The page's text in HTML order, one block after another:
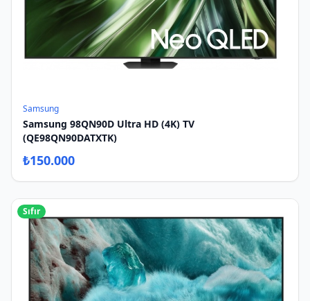
Samsung
Samsung 98QN90D Ultra HD (4K) TV
(QE98QN90DATXTK)
₺150.000
Sıfır